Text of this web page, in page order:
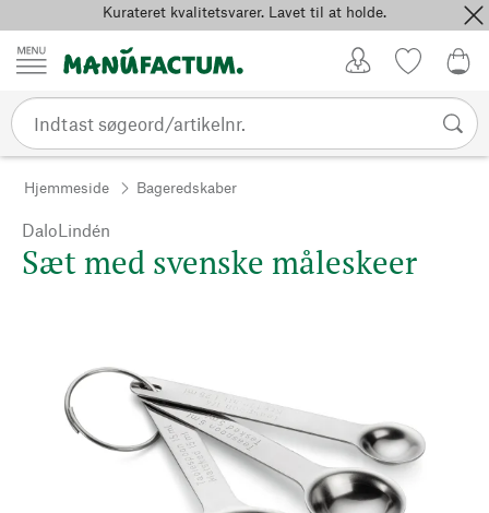
Spring til indholdKurateret kvalitetsvarer. Lavet til at holde.
Hjemmeside Bageredskaber
DaloLindén
Sæt med svenske måleskeer